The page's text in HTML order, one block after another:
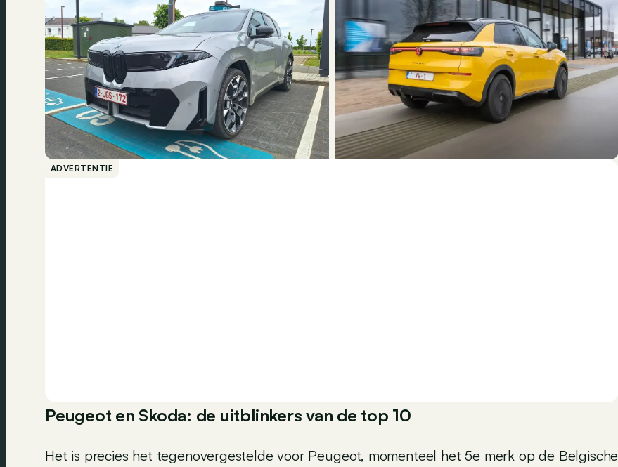
ADVERTENTIE
Peugeot en Skoda: de uitblinkers van de top 10
Het is precies het tegenovergestelde voor Peugeot, momenteel het 5e merk op de Belgische